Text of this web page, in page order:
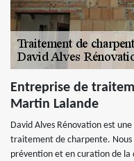
Entreprise de
Martin Lalande
David Alves Rénovation est
traitement de charpente. Nous
prévention et en curation de